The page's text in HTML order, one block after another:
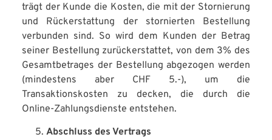
trägt der Kunde die Kosten, die mit der Stornierung
und Rückerstattung der stornierten Bestellung
verbunden sind. So wird dem Kunden der Betrag
seiner Bestellung zurückerstattet, von dem 3% des
Gesamtbetrages der Bestellung abgezogen werden
(mindestens aber CHF 5.-), um die
Transaktionskosten zu decken, die durch die
Online-Zahlungsdienste entstehen.
Abschluss des Vertrags